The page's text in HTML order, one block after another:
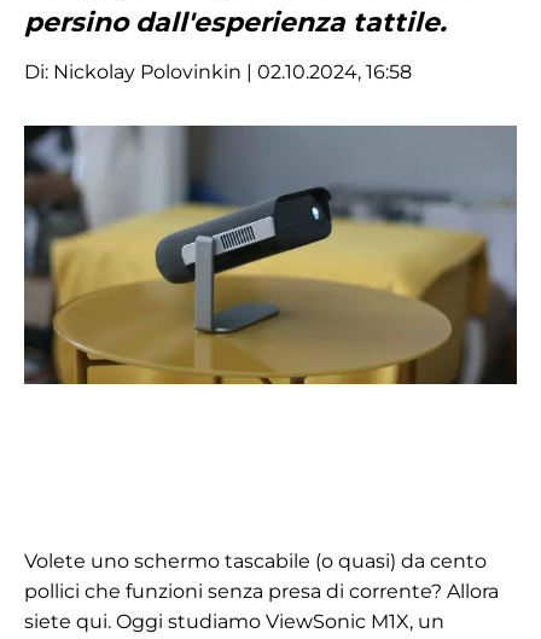
persino dall'esperienza tattile.
Di: Nickolay Polovinkin | 02.10.2024, 16:58
Volete uno schermo tascabile (o quasi) da cento
pollici che funzioni senza presa di corrente? Allora
siete qui. Oggi studiamo ViewSonic M1X, un